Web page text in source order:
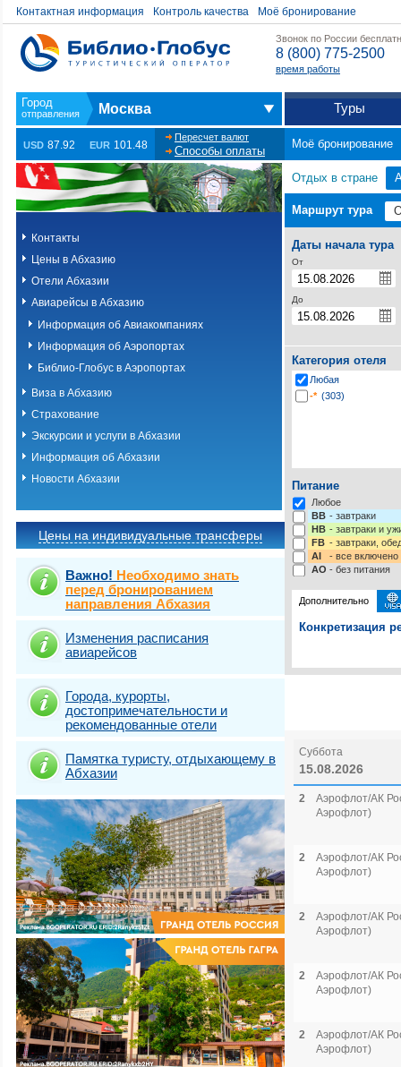
Контактная информация Контроль качества Моё бронирование
Звонок по России
8 (800) 775-2500
время работы
Москва Туры
USD 87.92 EUR 101.48
Пересчет валют
Способы оплаты
Моё бронирование
Контакты
Цены в Абхазию
Отели Абхазии
Авиарейсы в Абхазию
Информация об Авиакомпаниях
Информация об Аэропортах
Библио-Глобус в Аэропортах
Виза в Абхазию
Страхование
Экскурсии и услуги в Абхазии
Информация об Абхазии
Новости Абхазии
Цены на индивидуальные трансферы
Важно! Необходимо знать
перед бронированием
направления Абхазия
Изменения расписания
авиарейсов
Города, курорты,
достопримечательности и
рекомендованные отели
Памятка туристу, отдыхающему в
Абхазии
Отдых в стране
Маршрут тура
Даты начала тура
От
До
Категория отеля
Любая
-* (303)
Питание
Любое
BB - завтраки
HB - завтраки и
FB - завтраки,
AI
- все включено
AO - без питания
Дополнительно
Конкретизация
Суббота
15.08.2026
2
Аэрофлот/АК
Аэрофлот)
2
Аэрофлот/АК
Аэрофлот)
2
Аэрофлот/АК
Аэрофлот)
2
Аэрофлот/АК
Аэрофлот)
2
Аэрофлот/АК
Аэрофлот)